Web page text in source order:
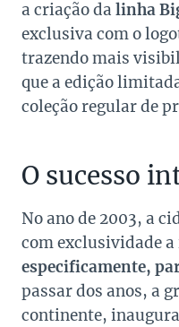
a criação da linha
exclusiva com o
trazendo mais
que a edição
coleção regular de
O sucesso
No ano de 2003, a
com exclusividade
especificamente,
passar dos anos, a
continente,